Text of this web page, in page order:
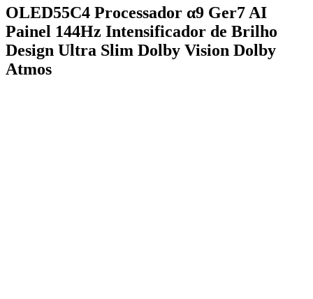
OLED55C4 Processador α9 Ger7 AI
Painel 144Hz Intensificador de Brilho
Design Ultra Slim Dolby Vision Dolby
Atmos